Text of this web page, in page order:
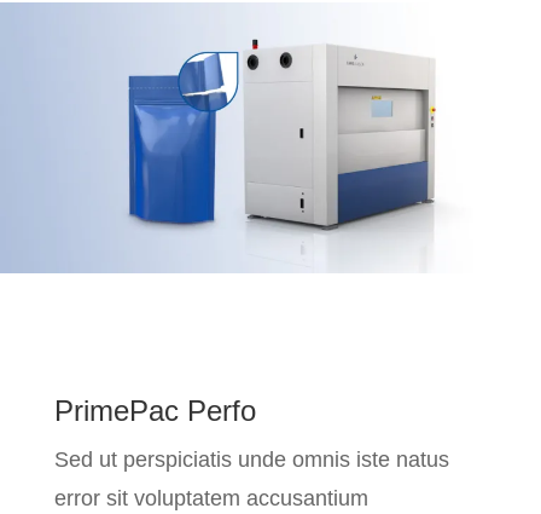
PrimePac Perfo
Sed ut perspiciatis unde omnis iste natus
error sit voluptatem accusantium